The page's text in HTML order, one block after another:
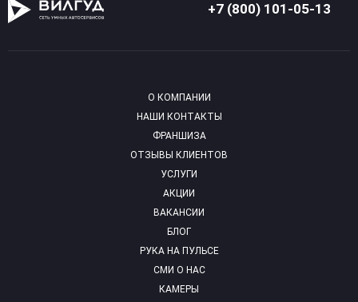
+7 (800) 101-05-13
О КОМПАНИИ
НАШИ КОНТАКТЫ
ФРАНШИЗА
ОТЗЫВЫ КЛИЕНТОВ
УСЛУГИ
АКЦИИ
ВАКАНСИИ
БЛОГ
РУКА НА ПУЛЬСЕ
СМИ О НАС
КАМЕРЫ